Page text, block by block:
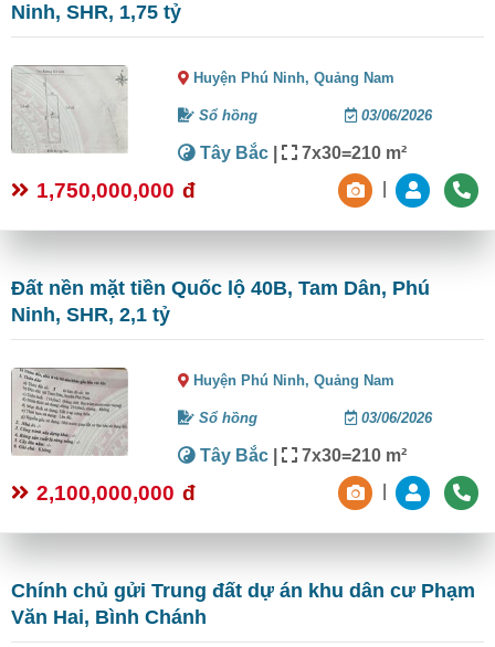
Ninh, SHR, 1,75 tỷ
Huyện Phú Ninh,Quảng Nam
Sổ hồng 03/06/2026
Tây Bắc | 7x30=210 m²
1,750,000,000 đ
Đất nền mặt tiền Quốc lộ 40B, Tam Dân, Phú
Ninh, SHR, 2,1 tỷ
Huyện Phú Ninh,Quảng Nam
Sổ hồng 03/06/2026
Tây Bắc | 7x30=210 m²
2,100,000,000 đ
Chính chủ gửi Trung đất dự án khu dân cư Phạm
Văn Hai, Bình Chánh